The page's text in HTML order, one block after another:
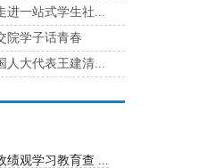
进一站式学生社...
院学子话青春
人大代表王建清...
绩观学习教育查 ...